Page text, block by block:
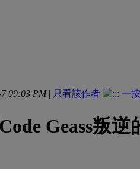
09:03 PM| 只看該作者
Geass叛